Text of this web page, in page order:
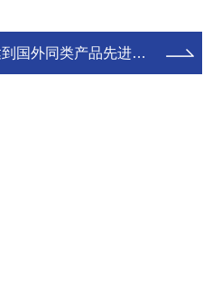
外同类产品先进水平